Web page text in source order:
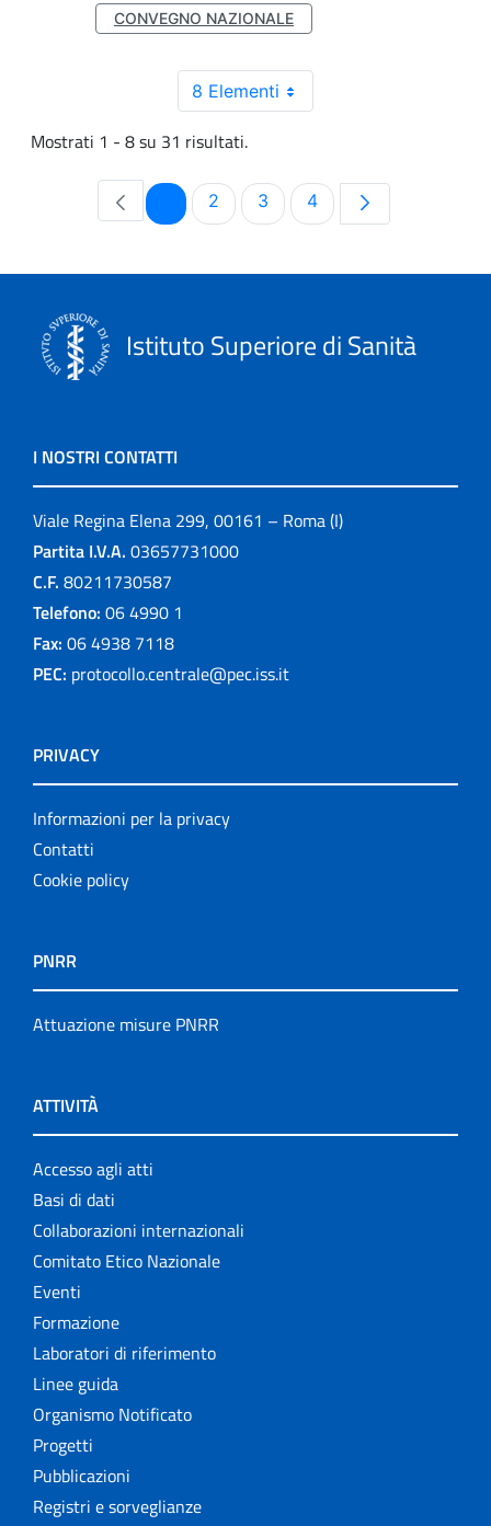
CONVEGNO NAZIONALE
8 Elementi
Mostrati 1 - 8 su 31 risultati.
PaginaPagina
2 Pagina
3 Pagina
4
Istituto Superiore di Sanità
I NOSTRI CONTATTI
Viale Regina Elena 299, 00161 – Roma (I)
Partita I.V.A. 03657731000
C.F. 80211730587
Telefono: 06 4990 1
Fax: 06 4938 7118
PEC: protocollo.centrale@pec.iss.it
PRIVACY
Informazioni per la privacy
Contatti
Cookie policy
PNRR
Attuazione misure PNRR
ATTIVITÀ
Accesso agli atti
Basi di dati
Collaborazioni internazionali
Comitato Etico Nazionale
Eventi
Formazione
Laboratori di riferimento
Linee guida
Organismo Notificato
Progetti
Pubblicazioni
Registri e sorveglianze